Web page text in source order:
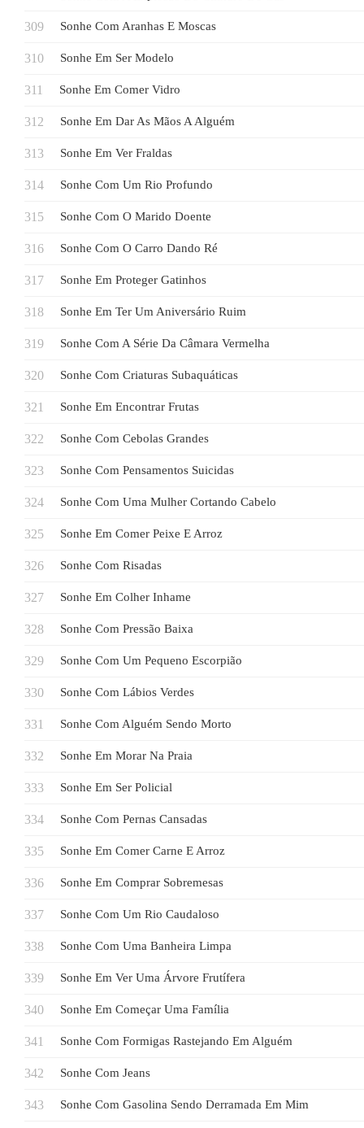
Sonhe Com Aranhas E Moscas
Sonhe Em Ser Modelo
Sonhe Em Comer Vidro
Sonhe Em Dar As Mãos A Alguém
Sonhe Em Ver Fraldas
Sonhe Com Um Rio Profundo
Sonhe Com O Marido Doente
Sonhe Com O Carro Dando Ré
Sonhe Em Proteger Gatinhos
Sonhe Em Ter Um Aniversário Ruim
Sonhe Com A Série Da Câmara Vermelha
Sonhe Com Criaturas Subaquáticas
Sonhe Em Encontrar Frutas
Sonhe Com Cebolas Grandes
Sonhe Com Pensamentos Suicidas
Sonhe Com Uma Mulher Cortando Cabelo
Sonhe Em Comer Peixe E Arroz
Sonhe Com Risadas
Sonhe Em Colher Inhame
Sonhe Com Pressão Baixa
Sonhe Com Um Pequeno Escorpião
Sonhe Com Lábios Verdes
Sonhe Com Alguém Sendo Morto
Sonhe Em Morar Na Praia
Sonhe Em Ser Policial
Sonhe Com Pernas Cansadas
Sonhe Em Comer Carne E Arroz
Sonhe Em Comprar Sobremesas
Sonhe Com Um Rio Caudaloso
Sonhe Com Uma Banheira Limpa
Sonhe Em Ver Uma Árvore Frutífera
Sonhe Em Começar Uma Família
Sonhe Com Formigas Rastejando Em Alguém
Sonhe Com Jeans
Sonhe Com Gasolina Sendo Derramada Em Mim